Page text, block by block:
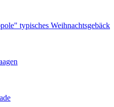
typisches Weihnachtsgebäck